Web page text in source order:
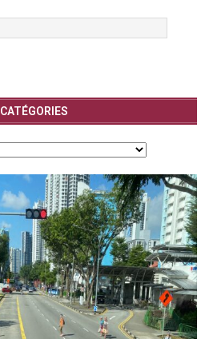
CATÉGORIES